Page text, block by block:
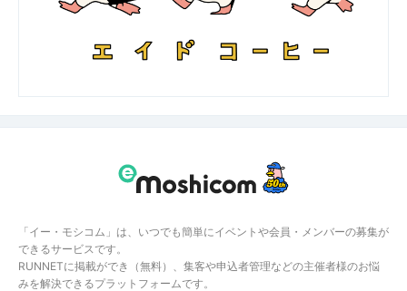
「イー・モシコム」は、いつでも簡単にイベントや会員・メンバーの募集が
できるサービスです。
RUNNETに掲載ができ（無料）、集客や申込者管理などの主催者様のお悩
みを解決できるプラットフォームです。